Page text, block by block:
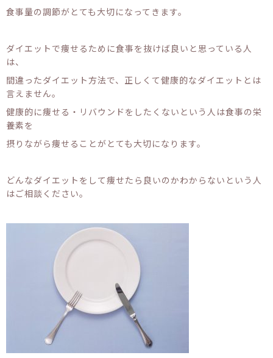
食事量の調節がとても大切になってきます。
ダイエットで痩せるために食事を抜けば良いと思っている人
は、
間違ったダイエット方法で、正しくて健康的なダイエットとは
言えません。
健康的に痩せる・リバウンドをしたくないという人は食事の栄
養素を
摂りながら痩せることがとても大切になります。
どんなダイエットをして痩せたら良いのかわからないという人
はご相談ください。